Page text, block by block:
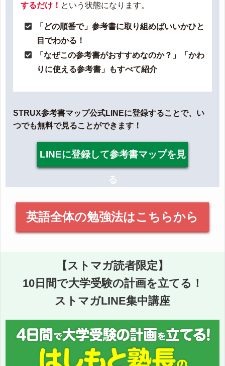
するだけ！ という状態になります。
「どの順番で」参考書に取り組めばいいかひと
目でわかる！
「なぜこの参考書がおすすめなのか？」「かわ
りに使える参考書」もすべて紹介
STRUX参考書マップ公式LINEに登録することで、い
つでも無料で見ることができます！
LINEに登録して参考書マップを見
る
英語全体の勉強法はこちらから
【ストマガ読者限定】
10日間で大学受験の計画を立てる！
ストマガLINE集中講座